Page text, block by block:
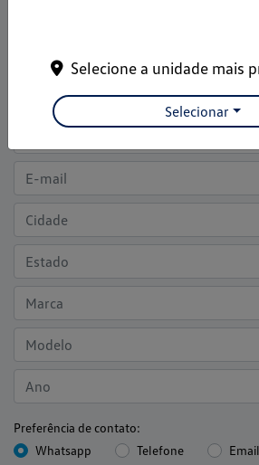
Preferência de contato:
Whatsapp
Telefone Email
Selecione a unidade mais
Selecionar